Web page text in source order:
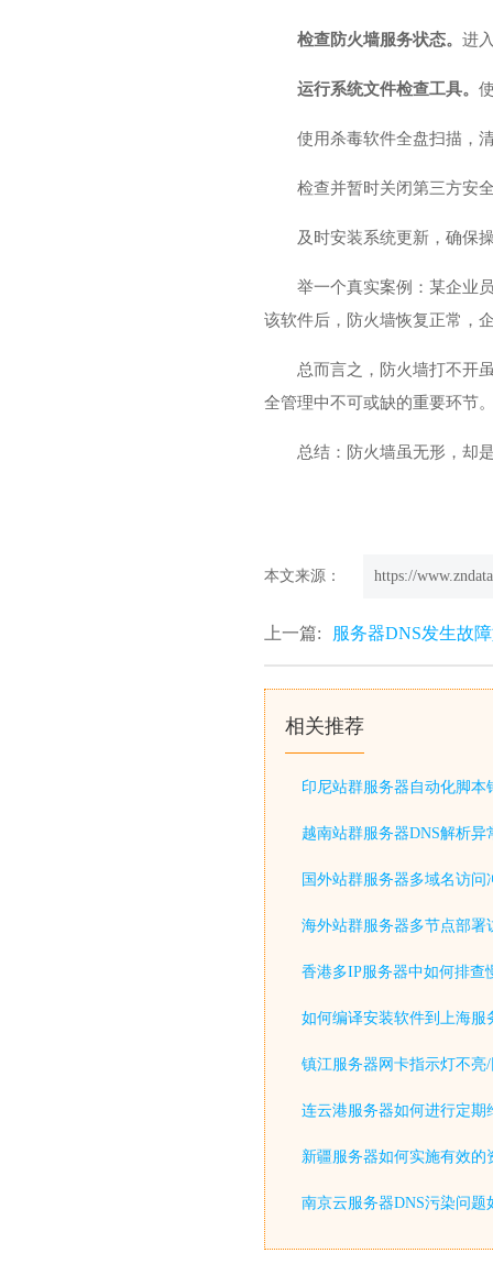
检查防火墙服务状态。 进
运行系统文件检查工具。
使用杀毒软件全盘扫描，
检查并暂时关闭第三方安
及时安装系统更新，确保
举一个真实案例：某企业
该软件后，防火墙恢复正常，
总而言之，防火墙打不开
全管理中不可或缺的重要环节
总结：防火墙虽无形，却
本文来源： https://
上一篇: 服务器DNS发生故
相关推荐
印尼站群服务器自动化脚本
越南站群服务器DNS解析异
国外站群服务器多域名访问
海外站群服务器多节点部署
香港多IP服务器中如何排查
如何编译安装软件到上海服
镇江服务器网卡指示灯不亮
连云港服务器如何进行定期
新疆服务器如何实施有效的
南京云服务器DNS污染问题